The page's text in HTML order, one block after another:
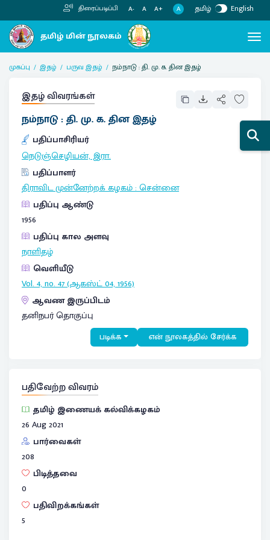
திரைப்படிப்பி A- A A+ A தமிழ் English
முகப்பு இதழ் பருவ இதழ் நம்நாடு : தி. மு. க. தின இதழ்
இதழ் விவரங்கள்
நம்நாடு : தி. மு. க. தின இதழ்
பதிப்பாசிரியர்
நெடுஞ்செழியன், இரா.
பதிப்பாளர்
திராவிட முன்னேற்றக் கழகம்:சென்னை
பதிப்பு ஆண்டு
1956
பதிப்பு கால அளவு
நாளிதழ்
வெளியீடு
Vol. 4, no. 47 (ஆகஸ்ட் 04, 1956)
ஆவண இருப்பிடம்
தனிநபர் தொகுப்பு
படிக்க என் நூலகத்தில் சேர்க்க
பதிவேற்ற விவரம்
தமிழ் இணையக் கல்விக்கழகம்
26 Aug 2021
பார்வைகள்
208
பிடித்தவை
0
பதிவிறக்கங்கள்
5